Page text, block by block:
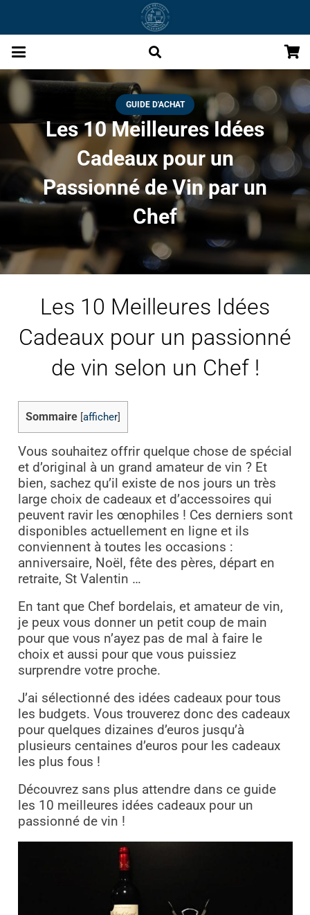
GUIDE D'ACHAT
Les 10 Meilleures Idées
Cadeaux pour un
Passionné de Vin par un
Chef
Les 10 Meilleures Idées
Cadeaux pour un passionné
de vin selon un Chef !
Sommaire afficher]
Vous souhaitez offrir quelque chose de spécial
et d’original à un grand amateur de vin ? Et
bien, sachez qu’il existe de nos jours un très
large choix de cadeaux et d’accessoires qui
peuvent ravir les œnophiles ! Ces derniers sont
disponibles actuellement en ligne et ils
conviennent à toutes les occasions :
anniversaire, Noël, fête des pères, départ en
retraite, St Valentin …
En tant que Chef bordelais, et amateur de vin,
je peux vous donner un petit coup de main
pour que vous n’ayez pas de mal à faire le
choix et aussi pour que vous puissiez
surprendre votre proche.
J’ai sélectionné des idées cadeaux pour tous
les budgets. Vous trouverez donc des cadeaux
pour quelques dizaines d’euros jusqu’à
plusieurs centaines d’euros pour les cadeaux
les plus fous !
Découvrez sans plus attendre dans ce guide
les 10 meilleures idées cadeaux pour un
passionné de vin !